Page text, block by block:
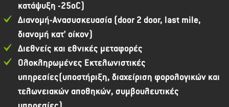
κατάψυξη -25οC)
Διανομή-Ανασυσκευασία (door 2 door, last mile,
διανομή κατ’ οίκον)
Διεθνείς και εθνικές μεταφορές
Ολοκληρωμένες Εκτελωνιστικές
υπηρεσίες(υποστήριξη, διαχείριση φορολογικών και
τελωνειακών αποθηκών, συμβουλευτικές